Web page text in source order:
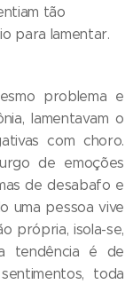
tão
para lamentar.
problema e
lamentavam o
com choro.
de emoções
de desabafo e
uma pessoa vive
própria, isola-se,
tendência é de
toda